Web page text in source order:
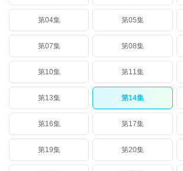
第04集 第05集
第07集 第08集
第10集 第11集
第13集 第14集
第16集 第17集
第19集 第20集